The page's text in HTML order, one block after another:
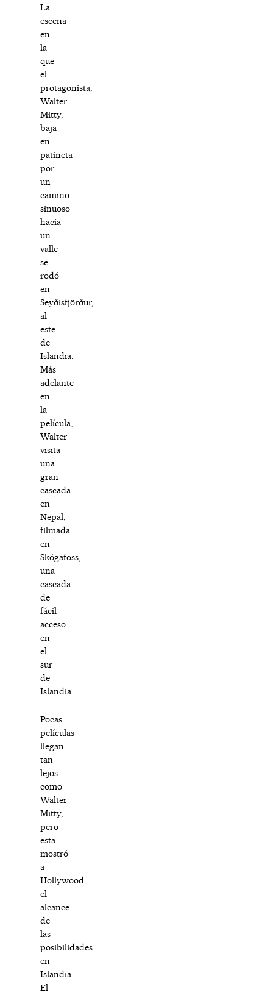
La
escena
en
la
que
el
protagonista,
Walter
Mitty,
baja
en
patineta
por
un
camino
sinuoso
hacia
un
valle
se
rodó
en
Seyðisfjörður,
al
este
de
Islandia.
Más
adelante
en
la
película,
Walter
visita
una
gran
cascada
en
Nepal,
filmada
en
Skógafoss,
una
cascada
de
fácil
acceso
en
el
sur
de
Islandia.
Pocas
películas
llegan
tan
lejos
como
Walter
Mitty,
pero
esta
mostró
a
Hollywood
el
alcance
de
las
posibilidades
en
Islandia.
El